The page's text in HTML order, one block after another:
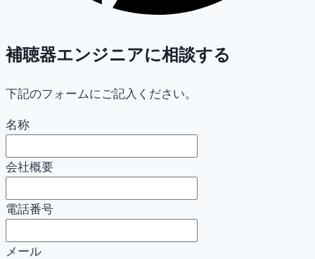
補聴器エンジニアに相談する
下記のフォームにご記入ください。
名称
会社概要
電話番号
メール